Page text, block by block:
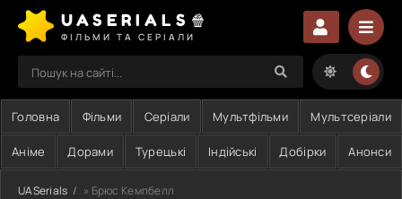
UASERIALS🍿
ФІЛЬМИ ТА СЕРІАЛИ
Головна Фільми Серіали Мультфільми Мультсеріали
Аніме Дорами Турецькі Індійські Добірки Анонси
UASerials » Брюс Кемпбелл